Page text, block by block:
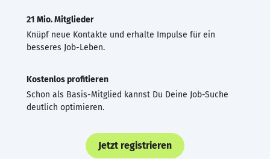
21 Mio. Mitglieder
Knüpf neue Kontakte und erhalte Impulse für ein
besseres Job-Leben.
Kostenlos profitieren
Schon als Basis-Mitglied kannst Du Deine Job-Suche
deutlich optimieren.
Jetzt registrieren